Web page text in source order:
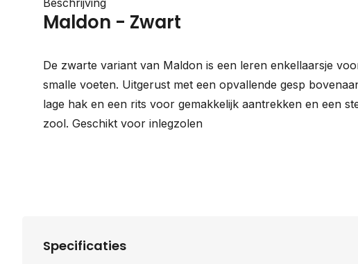
Maldon - Zwart
De zwarte variant van Maldon is een leren enkellaarsje
smalle voeten. Uitgerust met een opvallende gesp
lage hak en een rits voor gemakkelijk aantrekken en een
zool. Geschikt voor inlegzolen
Specificaties